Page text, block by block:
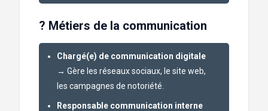
? Métiers de la communication
Chargé(e) de communication digitale
→ Gère les réseaux sociaux, le site web,
les campagnes de notoriété.
Responsable communication interne